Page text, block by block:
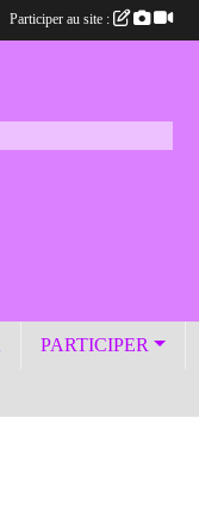
PARTICIPER
Participer au site :